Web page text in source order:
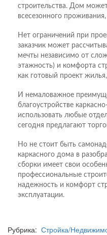
строительства. Дом
всесезонного
Нет ограничений при
заказчик может
мечты независимо от
этажность) и комфорта
как готовый проект
И немаловажное
благоустройстве
использовать любые
сегодня предлагают
Но не стоит быть
каркасного дома в
сборки имеет свои
профессиональные
надежность и комфорт
эксплуатации.
Рубрика: Стройка/